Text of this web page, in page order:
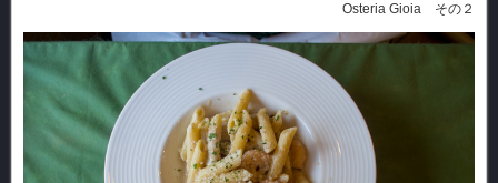
Osteria Gioia その２